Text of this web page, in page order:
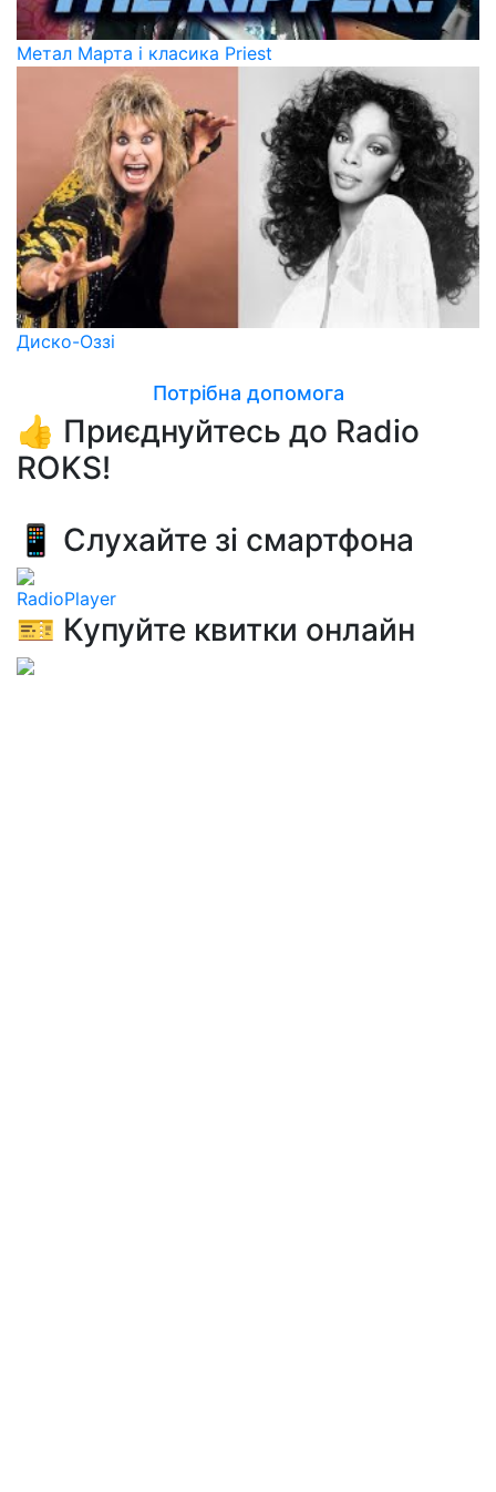
Метал Марта і класика Priest
Диско-Оззі
Потрібна допомога
👍 Приєднуйтесь до Radio
ROKS!
📱 Слухайте зі смартфона
RadioPlayer
🎫 Купуйте квитки онлайн